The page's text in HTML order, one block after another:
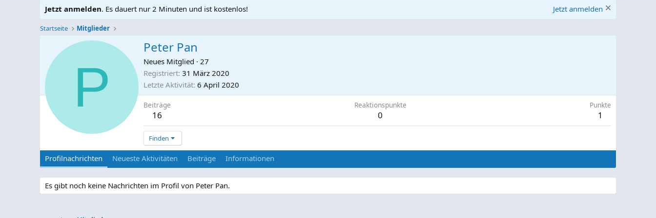
Jetzt anmelden. Es dauert nur 2 Minuten und ist kostenlos! Jetzt anmelden
Startseite Mitglieder
P
Peter Pan
Neues Mitglied · 27
Registriert 31 März 2020
Letzte Aktivität 6 April 2020
Beiträge
16
Reaktionspunkte
0
Punkte
1
Finden
Profilnachrichten Neueste Aktivitäten Beiträge Informationen
Es gibt noch keine Nachrichten im Profil von Peter Pan.